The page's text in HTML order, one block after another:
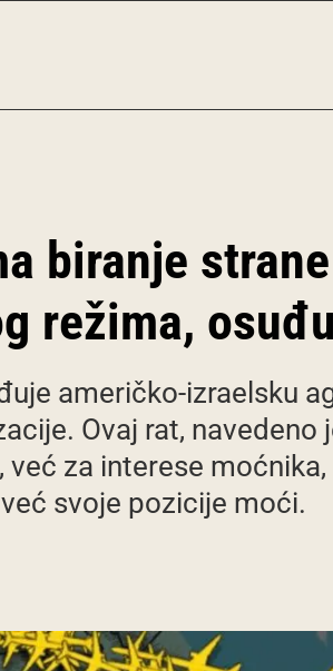
biranje
režima,
američko-izraelsku
Ovaj rat, navedeno
već za interese
svoje pozicije moći.